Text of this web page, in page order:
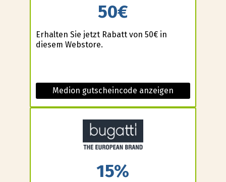
50€
Erhalten Sie jetzt Rabatt von 50€ in
diesem Webstore.
Medion gutscheincode anzeigen
15%